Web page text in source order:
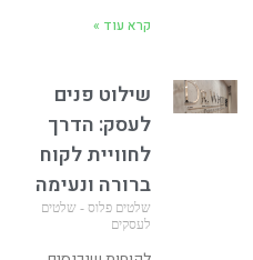
קרא עוד »
שילוט פנים
לעסק: הדרך
לחוויית לקוח
ברורה ונעימה
שלטים פלוס - שלטים
לעסקים